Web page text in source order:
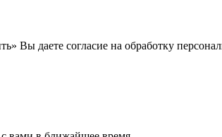
Вы даете согласие на обработку